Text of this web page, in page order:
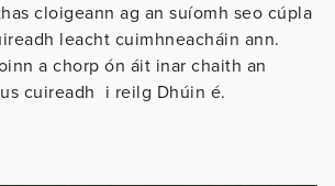
cloigeann ag an suíomh seo cúpla
leacht cuimhneacháin ann.
a chorp ón áit inar chaith an
cuireadh i reilg Dhúin é.